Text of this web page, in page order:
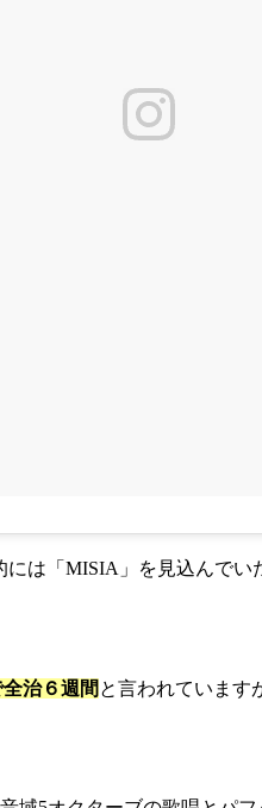
は「MISIA」を見込んでい
治６週間 と言われています